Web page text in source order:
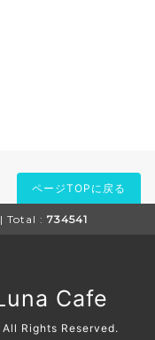
ページTOPに戻る
| Total : 734541
Cafe
All Rights Reserved.